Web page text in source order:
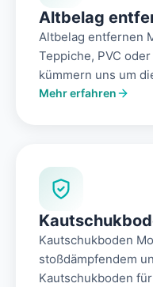
Altbelag
Altbelag entfernen
Teppiche, PVC
kümmern uns um
Mehr erfahren
Kautschukboden
stoßdämpfendem
Kautschukboden